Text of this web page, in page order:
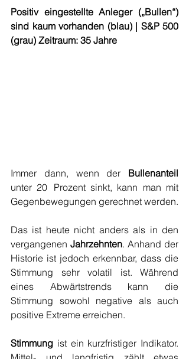
Positiv eingestellte Anleger („Bullen“)
sind kaum vorhanden (blau) | S&P 500
(grau) Zeitraum: 35 Jahre
Immer dann, wenn der Bullenanteil
unter 20  Prozent sinkt, kann man mit
Gegenbewegungen gerechnet werden.
Das ist heute nicht anders als in den
vergangenen Jahrzehnten. Anhand der
Historie ist jedoch erkennbar, dass die
Stimmung sehr volatil ist. Während
eines Abwärtstrends kann die
Stimmung sowohl negative als auch
positive Extreme erreichen.
Stimmung ist ein kurzfristiger Indikator.